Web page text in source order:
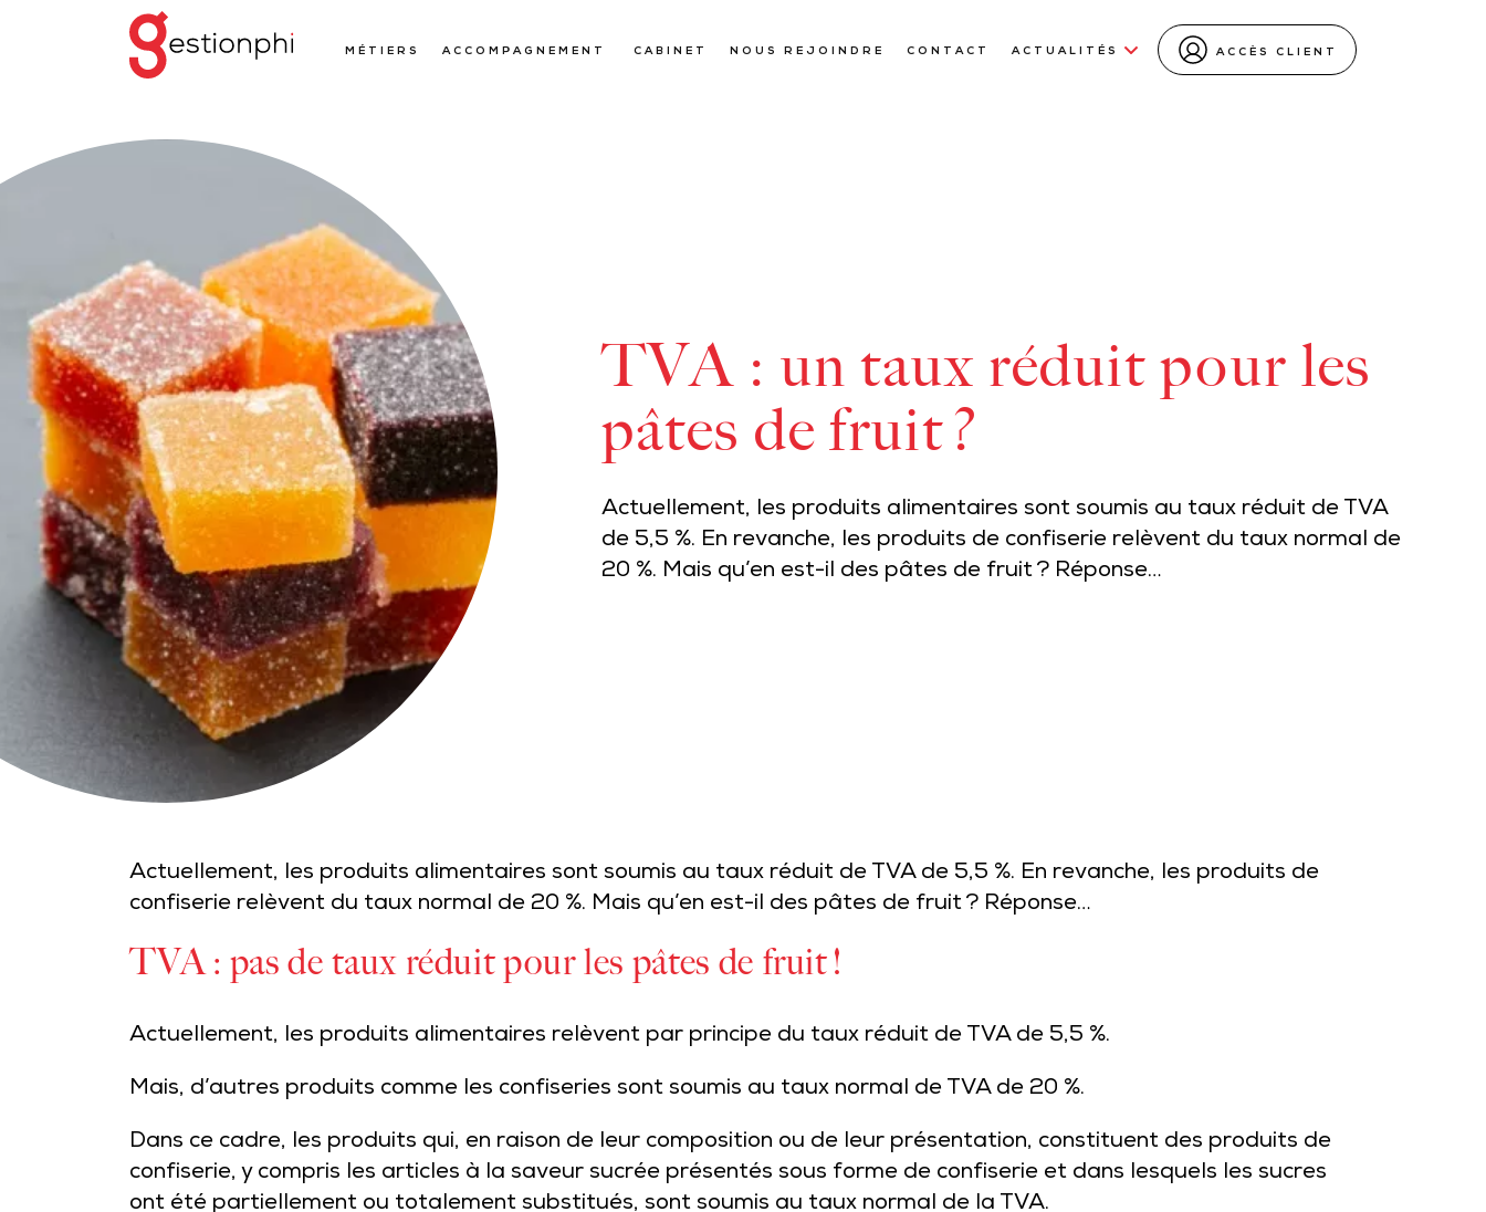
MÉTIERS ACCOMPAGNEMENT CABINET NOUS REJOINDRE CONTACT ACTUALITÉS ACCÈS CLIENT
TVA : un taux réduit pour les
pâtes de fruit ?
Actuellement, les produits alimentaires sont soumis au taux réduit de TVA
de 5,5 %. En revanche, les produits de confiserie relèvent du taux normal de
20 %. Mais qu’en est-il des pâtes de fruit ? Réponse…
Actuellement, les produits alimentaires sont soumis au taux réduit de TVA de 5,5 %. En revanche, les produits de
confiserie relèvent du taux normal de 20 %. Mais qu’en est-il des pâtes de fruit ? Réponse…
TVA : pas de taux réduit pour les pâtes de fruit !
Actuellement, les produits alimentaires relèvent par principe du taux réduit de TVA de 5,5 %.
Mais, d’autres produits comme les confiseries sont soumis au taux normal de TVA de 20 %.
Dans ce cadre, les produits qui, en raison de leur composition ou de leur présentation, constituent des produits de
confiserie, y compris les articles à la saveur sucrée présentés sous forme de confiserie et dans lesquels les sucres
ont été partiellement ou totalement substitués, sont soumis au taux normal de la TVA.